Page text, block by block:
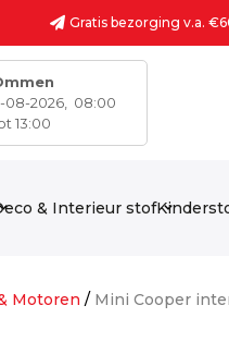
Gratis bezorging v.a.
08-2026,
08:00
13:00
& Interieur stof
Motoren / Mini Cooper